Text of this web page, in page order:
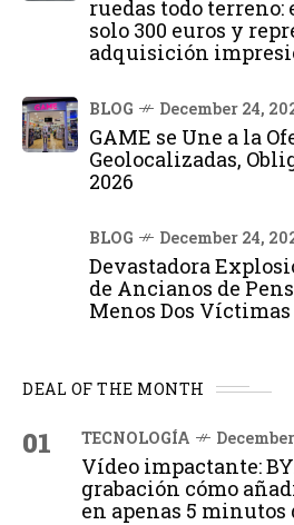
ruedas todo terreno:
solo 300 euros y
adquisición
BLOG December 24,
GAME se Une a la
Geolocalizadas,
2026
BLOG December 24,
Devastadora
de Ancianos de
Menos Dos
DEAL OF THE MONTH
01 TECNOLOGÍA
Vídeo impactante:
grabación cómo
en apenas 5 minutos